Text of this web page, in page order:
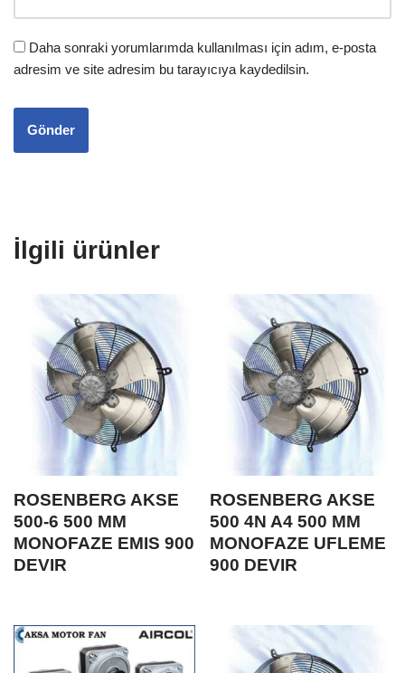
Daha sonraki yorumlarımda kullanılması için adım, e-posta
adresim ve site adresim bu tarayıcıya kaydedilsin.
İlgili ürünler
ROSENBERG AKSE
500-6 500 MM
MONOFAZE EMIS 900
DEVIR
ROSENBERG AKSE
500 4N A4 500 MM
MONOFAZE UFLEME
900 DEVIR